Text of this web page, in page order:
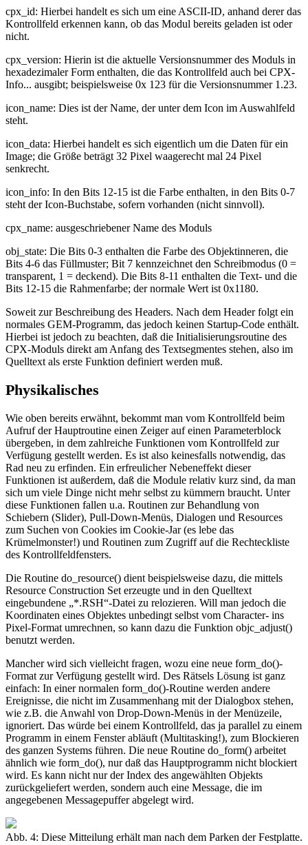
cpx_id: Hierbei handelt es sich um eine ASCII-ID, anhand derer das
Kontrollfeld erkennen kann, ob das Modul bereits geladen ist oder
nicht.
cpx_version: Hierin ist die aktuelle Versionsnummer des Moduls in
hexadezimaler Form enthalten, die das Kontrollfeld auch bei CPX-
Info... ausgibt; beispielsweise 0x 123 für die Versionsnummer 1.23.
icon_name: Dies ist der Name, der unter dem Icon im Auswahlfeld
steht.
icon_data: Hierbei handelt es sich eigentlich um die Daten für ein
Image; die Größe beträgt 32 Pixel waagerecht mal 24 Pixel
senkrecht.
icon_info: In den Bits 12-15 ist die Farbe enthalten, in den Bits 0-7
steht der Icon-Buchstabe, sofern vorhanden (nicht sinnvoll).
cpx_name: ausgeschriebener Name des Moduls
obj_state: Die Bits 0-3 enthalten die Farbe des Objektinneren, die
Bits 4-6 das Füllmuster; Bit 7 kennzeichnet den Schreibmodus (0 =
transparent, 1 = deckend). Die Bits 8-11 enthalten die Text- und die
Bits 12-15 die Rahmenfarbe; der normale Wert ist 0x1180.
Soweit zur Beschreibung des Headers. Nach dem Header folgt ein
normales GEM-Programm, das jedoch keinen Startup-Code enthält.
Hierbei ist jedoch zu beachten, daß die Initialisierungsroutine des
CPX-Moduls direkt am Anfang des Textsegmentes stehen, also im
Quelltext als erste Funktion definiert werden muß.
Physikalisches
Wie oben bereits erwähnt, bekommt man vom Kontrollfeld beim
Aufruf der Hauptroutine einen Zeiger auf einen Parameterblock
übergeben, in dem zahlreiche Funktionen vom Kontrollfeld zur
Verfügung gestellt werden. Es ist also keinesfalls notwendig, das
Rad neu zu erfinden. Ein erfreulicher Nebeneffekt dieser
Funktionen ist außerdem, daß die Module relativ kurz sind, da man
sich um viele Dinge nicht mehr selbst zu kümmern braucht. Unter
diese Funktionen fallen u.a. Routinen zur Behandlung von
Schiebern (Slider), Pull-Down-Menüs, Dialogen und Resources
zum Suchen von Cookies im Cookie-Jar (es lebe das
Krümelmonster!) und Routinen zum Zugriff auf die Rechteckliste
des Kontrollfeldfensters.
Die Routine do_resource() dient beispielsweise dazu, die mittels
Resource Construction Set erzeugte und in den Quelltext
eingebundene „*.RSH“-Datei zu relozieren. Will man jedoch die
Koordinaten eines Objektes unbedingt selbst vom Character- ins
Pixel-Format umrechnen, so kann dazu die Funktion objc_adjust()
benutzt werden.
Mancher wird sich vielleicht fragen, wozu eine neue form_do()-
Format zur Verfügung gestellt wird. Des Rätsels Lösung ist ganz
einfach: In einer normalen form_do()-Routine werden andere
Ereignisse, die nicht im Zusammenhang mit der Dialogbox stehen,
wie z.B. die Anwahl von Drop-Down-Menüs in der Menüzeile,
ignoriert. Das würde bei einem Kontrollfeld, das ja parallel zu einem
Programm in einem Fenster abläuft (Multitasking!), zum Blockieren
des ganzen Systems führen. Die neue Routine do_form() arbeitet
ähnlich wie form_do(), nur daß das Hauptprogramm nicht blockiert
wird. Es kann nicht nur der Index des angewählten Objekts
zurückgeliefert werden, sondern auch eine Message, die im
angegebenen Messagepuffer abgelegt wird.
Abb. 4: Diese Mitteilung erhält man nach dem Parken der Festplatte.